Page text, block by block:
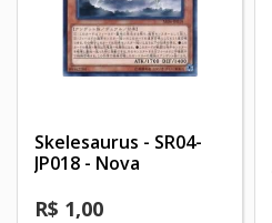
Skelesaurus - SR04-
JP018 - Nova
R$ 1,00